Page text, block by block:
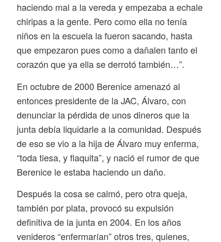
haciendo mal a la vereda y empezaba a echale
chiripas a la gente. Pero como ella no tenía
niños en la escuela la fueron sacando, hasta
que empezaron pues como a dañalen tanto el
corazón que ya ella se derrotó también…”.
En octubre de 2000 Berenice amenazó al
entonces presidente de la JAC, Álvaro, con
denunciar la pérdida de unos dineros que la
junta debía liquidarle a la comunidad. Después
de eso se vio a la hija de Álvaro muy enferma,
“toda tiesa, y flaquita”, y nació el rumor de que
Berenice le estaba haciendo un daño.
Después la cosa se calmó, pero otra queja,
también por plata, provocó su expulsión
definitiva de la junta en 2004. En los años
venideros “enfermarían” otros tres, quienes,